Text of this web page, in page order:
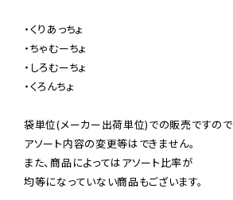
・くりあっちょ
・ちゃむーちょ
・しろむーちょ
・くろんちょ
袋単位(メーカー出荷単位)での販売ですので
アソート内容の変更等はできません。
また、商品によってはアソート比率が
均等になっていない商品もございます。